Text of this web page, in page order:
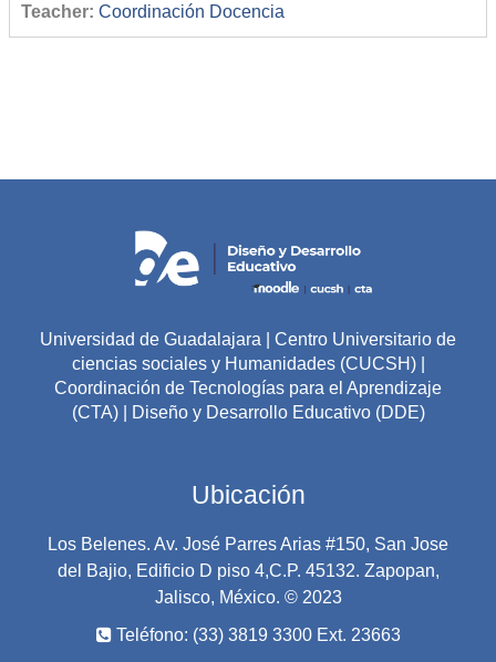
Teacher: Coordinación Docencia
Universidad de Guadalajara | Centro Universitario de
ciencias sociales y Humanidades (CUCSH) |
Coordinación de Tecnologías para el Aprendizaje
(CTA) | Diseño y Desarrollo Educativo (DDE)
Ubicación
Los Belenes. Av. José Parres Arias #150, San Jose
del Bajio, Edificio D piso 4,C.P. 45132. Zapopan,
Jalisco, México. © 2023
Teléfono: (33) 3819 3300 Ext. 23663